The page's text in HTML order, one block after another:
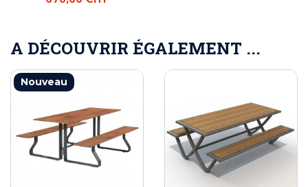
A DÉCOUVRIR ÉGALEMENT ...
Nouveau